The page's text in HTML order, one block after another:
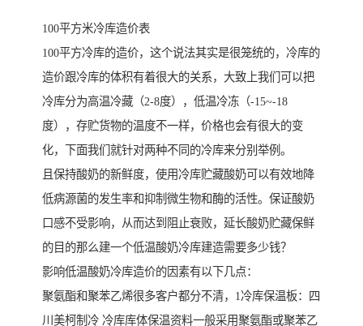
100平方米冷库造价表
100平方冷库的造价，这个说法其实是很笼统的，冷库的
造价跟冷库的体积有着很大的关系，大致上我们可以把
冷库分为高温冷藏（2-8度），低温冷冻（-15~-18
度），存贮货物的温度不一样，价格也会有很大的变
化，下面我们就针对两种不同的冷库来分别举例。
且保持酸奶的新鲜度，使用冷库贮藏酸奶可以有效地降
低病源菌的发生率和抑制微生物和酶的活性。保证酸奶
口感不受影响，从而达到阻止衰败，延长酸奶贮藏保鲜
的目的那么建一个低温酸奶冷库建造需要多少钱？
影响低温酸奶冷库造价的因素有以下几点：
聚氨酯和聚苯乙烯很多客户都分不清，1冷库保温板：四
川美柯制冷 冷库库体保温资料一般采用聚氨酯或聚苯乙